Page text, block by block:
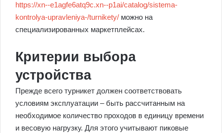
https://xn--e1agfe6atq9c.xn--p1ai/catalog/sistema-
kontrolya-upravleniya-/turnikety/ можно на
специализированных маркетплейсах.
Критерии выбора
устройства
Прежде всего турникет должен соответствовать
условиям эксплуатации – быть рассчитанным на
необходимое количество проходов в единицу времени
и весовую нагрузку. Для этого учитывают пиковые